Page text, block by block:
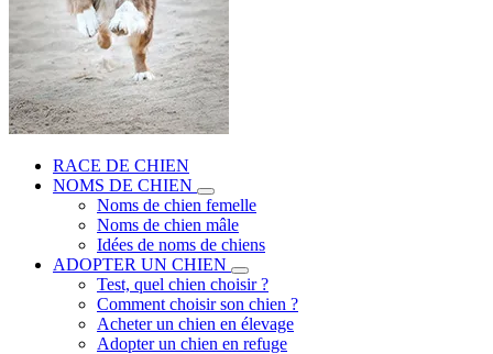
RACE DE CHIEN
NOMS DE CHIEN
Noms de chien femelle
Noms de chien mâle
Idées de noms de chiens
ADOPTER UN CHIEN
Test, quel chien choisir ?
Comment choisir son chien ?
Acheter un chien en élevage
Adopter un chien en refuge